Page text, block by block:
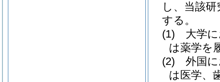
し、当該
する。
(1)
大学
は薬学を
(2)
外国
は医学、